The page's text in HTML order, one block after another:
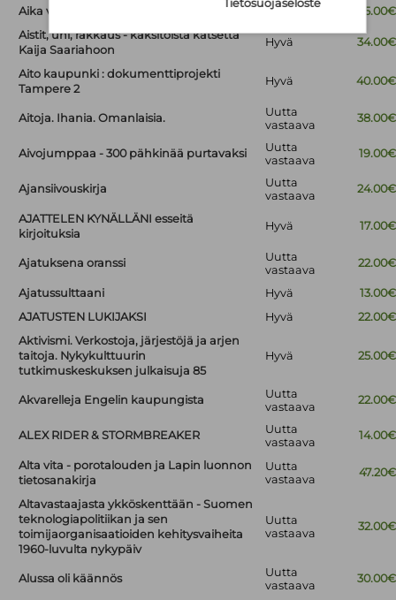
Aika velikultia Hyvä
25.00€
Aistit, uni, rakkaus - kaksitoista katsetta
Kaija Saariahoon
Hyvä 34.00€
Aito kaupunki : dokumenttiprojekti
Tampere 2
Hyvä 40.00€
Aitoja. Ihania. Omanlaisia.
Uutta
vastaava
38.00€
Aivojumppaa - 300 pähkinää purtavaksi
Uutta
vastaava
19.00€
Ajansiivouskirja
Uutta
vastaava
24.00€
AJATTELEN KYNÄLLÄNI esseitä
kirjoituksia
Hyvä 17.00€
Ajatuksena oranssi
Uutta
vastaava
22.00€
Ajatussulttaani Hyvä
13.00€
AJATUSTEN LUKIJAKSI
Hyvä
22.00€
Aktivismi. Verkostoja, järjestöjä ja arjen
taitoja. Nykykulttuurin
tutkimuskeskuksen julkaisuja 85
Hyvä 25.00€
Akvarelleja Engelin kaupungista
Uutta
vastaava
22.00€
ALEX RIDER & STORMBREAKER
Uutta
vastaava
14.00€
Alta vita - porotalouden ja Lapin luonnon
tietosanakirja
Uutta
vastaava
47.20€
Altavastaajasta ykköskenttään - Suomen
teknologiapolitiikan ja sen
toimijaorganisaatioiden kehitysvaiheita
1960-luvulta nykypäiv
Uutta
vastaava
32.00€
Alussa oli käännös
Uutta
vastaava
30.00€
Tietosuojaseloste